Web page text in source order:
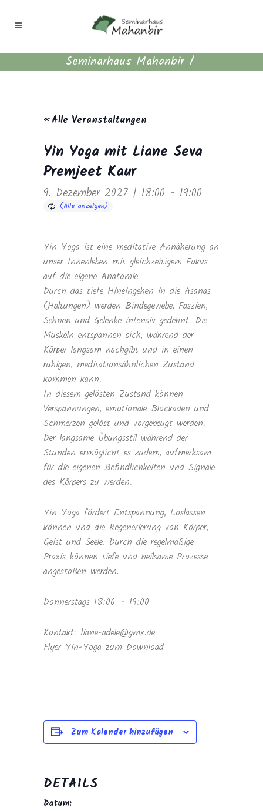
Seminarhaus Mahanbir/
« Alle Veranstaltungen
Yin Yoga mit Liane Seva
Premjeet Kaur
9. Dezember 2027 | 18:00 - 19:00
Yin Yoga ist eine meditative Annäherung an
unser Innenleben mit gleichzeitigem Fokus
auf die eigene Anatomie.
Durch das tiefe Hineingehen in die Asanas
(Haltungen) werden Bindegewebe, Faszien,
Sehnen und Gelenke intensiv gedehnt. Die
Muskeln entspannen sich, während der
Körper langsam nachgibt und in einen
ruhigen, meditationsähnlichen Zustand
kommen kann.
In diesem gelösten Zustand können
Verspannungen, emotionale Blockaden und
Schmerzen gelöst und vorgebeugt werden.
Der langsame Übungsstil während der
Stunden ermöglicht es zudem, aufmerksam
für die eigenen Befindlichkeiten und Signale
des Körpers zu werden.
Yin Yoga fördert Entspannung, Loslassen
können und die Regenerierung von Körper,
Geist und Seele. Durch die regelmäßige
Praxis können tiefe und heilsame Prozesse
angestoßen werden.
Donnerstags 18:00 – 19:00
Kontakt: liane-adele@gmx.de
Flyer Yin-Yoga zum Download
Zum Kalender hinzufügen
DETAILS
Datum: